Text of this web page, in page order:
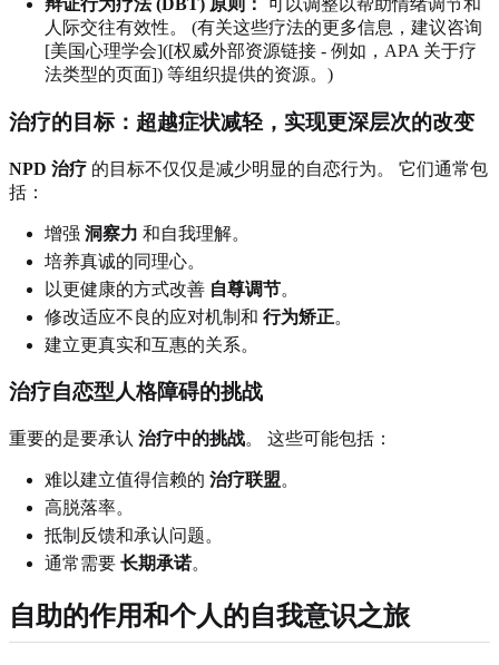
辩证行为疗法 (DBT) 原则：
可以调整以帮助情绪调节和
人际交往有效性。 (有关这些疗法的更多信息，建议咨询
[美国心理学会]([权威外部资源链接 - 例如，APA 关于疗
法类型的页面]) 等组织提供的资源。)
治疗的目标：超越症状减轻，实现更深层次的改变
NPD 治疗 的目标不仅仅是减少明显的自恋行为。 它们通常包
括：
增强 洞察力 和自我理解。
培养真诚的同理心。
以更健康的方式改善 自尊调节。
修改适应不良的应对机制和 行为矫正。
建立更真实和互惠的关系。
治疗自恋型人格障碍的挑战
重要的是要承认 治疗中的挑战。 这些可能包括：
难以建立值得信赖的 治疗联盟。
高脱落率。
抵制反馈和承认问题。
通常需要 长期承诺。
自助的作用和个人的自我意识之旅